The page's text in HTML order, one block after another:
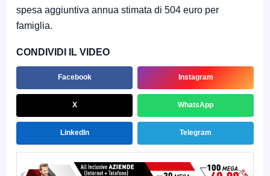
spesa aggiuntiva annua stimata di 504 euro per
famiglia.
CONDIVIDI IL VIDEO
Facebook Instagram
X WhatsApp
LinkedIn Telegram